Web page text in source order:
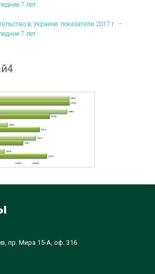
7 лет
в Украине: показатели 2017 г. –
7 лет
пр. Мира 15-А, оф. 316